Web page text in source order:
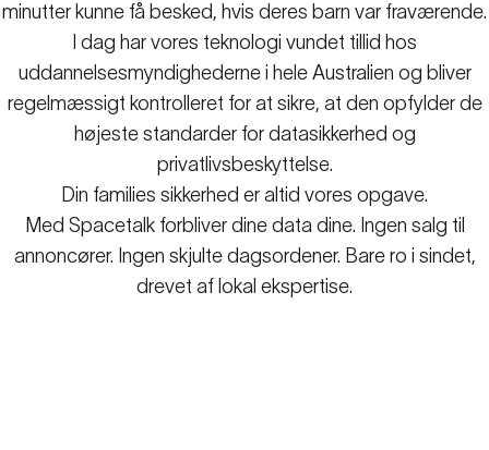
minutter kunne få besked, hvis deres barn var fraværende.
I dag har vores teknologi vundet tillid hos
uddannelsesmyndighederne i hele Australien og bliver
regelmæssigt kontrolleret for at sikre, at den opfylder de
højeste standarder for datasikkerhed og
privatlivsbeskyttelse.
Din families sikkerhed er altid vores opgave.
Med Spacetalk forbliver dine data dine. Ingen salg til
annoncører. Ingen skjulte dagsordener. Bare ro i sindet,
drevet af lokal ekspertise.